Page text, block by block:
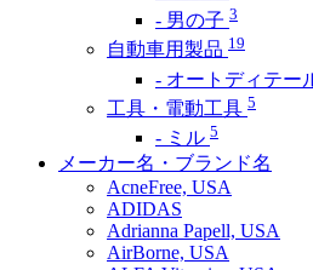
- 男の子 3
自動車用製品 19
- オートディテー
工具・電動工具 5
- ミル 5
メーカー名・ブランド名
AcneFree, USA
ADIDAS
Adrianna Papell, USA
AirBorne, USA